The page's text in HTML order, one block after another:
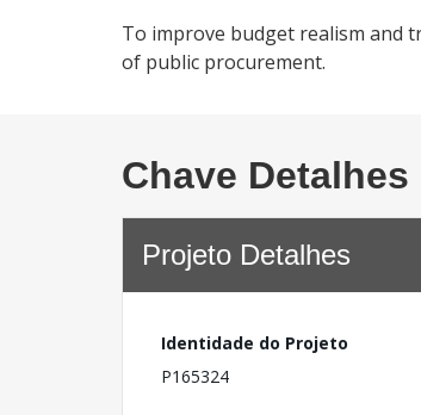
To improve budget realism and
of public procurement.
Chave Detalhes
Projeto Detalhes
Identidade do Projeto
P165324